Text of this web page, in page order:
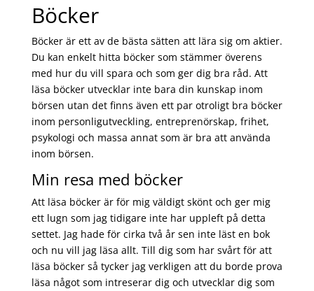
Böcker
Böcker är ett av de bästa sätten att lära sig om aktier.
Du kan enkelt hitta böcker som stämmer överens
med hur du vill spara och som ger dig bra råd. Att
läsa böcker utvecklar inte bara din kunskap inom
börsen utan det finns även ett par otroligt bra böcker
inom personligutveckling, entreprenörskap, frihet,
psykologi och massa annat som är bra att använda
inom börsen.
Min resa med böcker
Att läsa böcker är för mig väldigt skönt och ger mig
ett lugn som jag tidigare inte har uppleft på detta
settet. Jag hade för cirka två år sen inte läst en bok
och nu vill jag läsa allt. Till dig som har svårt för att
läsa böcker så tycker jag verkligen att du borde prova
läsa något som intreserar dig och utvecklar dig som